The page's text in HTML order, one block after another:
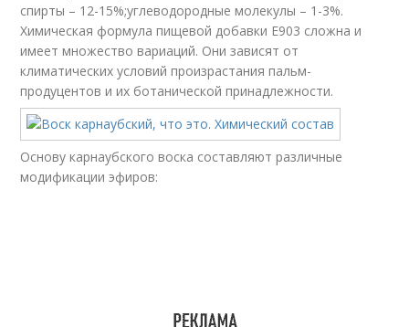
спирты – 12-15%;углеводородные молекулы – 1-3%.
Химическая формула пищевой добавки Е903 сложна и
имеет множество вариаций. Они зависят от
климатических условий произрастания пальм-
продуцентов и их ботанической принадлежности.
Основу карнаубского воска составляют различные
модификации эфиров: